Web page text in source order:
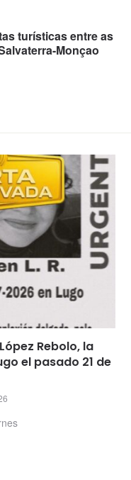
turísticas entre as
Monçao
Rebolo, la
el pasado 21 de